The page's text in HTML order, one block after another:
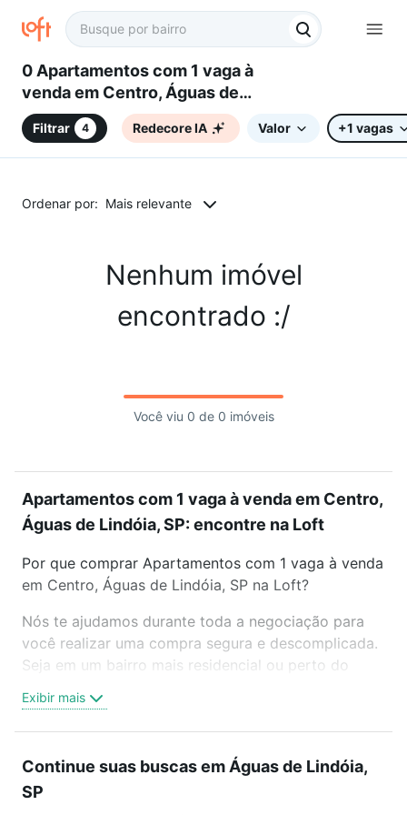
0 Apartamentos com 1 vaga à
venda em Centro, Águas de
Lindóia, SP
Filtrar 4 Redecore IA Valor +1 vagas
Ordenar por: Mais relevante
Nenhum imóvel
encontrado :/
Você viu 0 de 0 imóveis
Apartamentos com 1 vaga à venda em Centro,
Águas de Lindóia, SP: encontre na Loft
Por que comprar Apartamentos com 1 vaga à venda
em Centro, Águas de Lindóia, SP na Loft?
Nós te ajudamos durante toda a negociação para
você realizar uma compra segura e descomplicada.
Seja em um bairro mais residencial ou perto do
oferta ideal de Apartamentos com 1 vaga à venda
em Centro, Águas de Lindóia, SP para conquistar
seu sonho. Agende uma visita presencial ou por
videochamada, é grátis, sem compromisso e você
ainda conta com mais de 46 mil corretores e
Exibir mais
Continue suas buscas em Águas de Lindóia,
SP